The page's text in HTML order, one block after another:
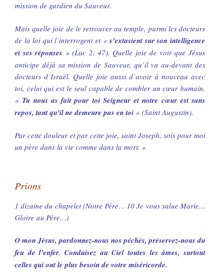
mission de gardien du Sauveur.
Mais quelle joie de le retrouver au temple, parmi les docteurs
de la loi qui l’interrogent et «s’extasient sur son intelligence
et ses réponses » (Luc 2, 47). Quelle joie de voir que Jésus
anticipe déjà sa mission de Sauveur, qu’il va au-devant des
docteurs d’Israël. Quelle joie aussi d’avoir à nouveau avec
toi, celui qui est le seul capable de combler un cœur humain.
« Tu nous as fait pour toi Seigneur et notre cœur est sans
repos, tant qu’il ne demeure pas en toi » (Saint Augustin).
Par cette douleur et par cette joie, saint Joseph, sois pour moi
un père dans la vie comme dans la mort. »
Prions
1 dizaine du chapelet (Notre Père… 10 Je vous salue Marie…
Gloire au Père…)
O mon Jésus, pardonnez-nous nos péchés, préservez-nous du
feu de l’enfer. Conduisez au Ciel toutes les âmes, surtout
celles qui ont le plus besoin de votre miséricorde.